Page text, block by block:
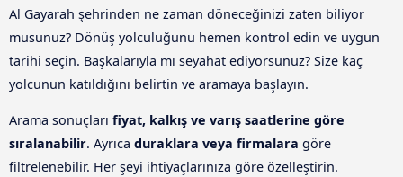
Al Gayarah şehrinden ne zaman döneceğinizi zaten biliyor
musunuz? Dönüş yolculuğunu hemen kontrol edin ve uygun
tarihi seçin. Başkalarıyla mı seyahat ediyorsunuz? Size kaç
yolcunun katıldığını belirtin ve aramaya başlayın.
Arama sonuçları fiyat, kalkış ve varış saatlerine göre
sıralanabilir. Ayrıca duraklara veya firmalara göre
filtrelenebilir. Her şeyi ihtiyaçlarınıza göre özelleştirin.